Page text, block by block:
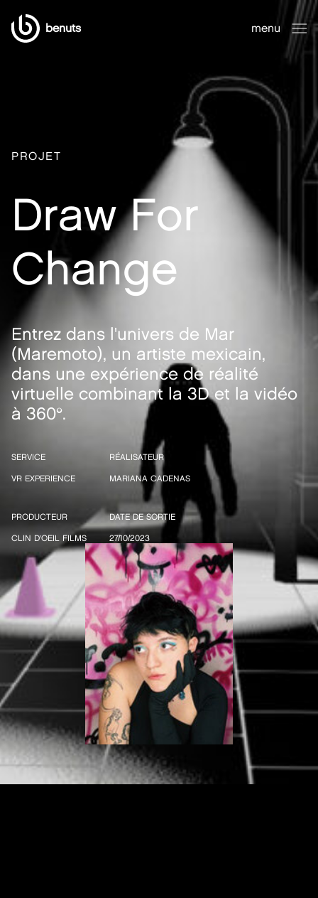
benuts
menu
PROJET
Draw For
Change
Entrez dans l'univers de Mar
(Maremoto), un artiste mexicain,
dans une expérience de réalité
virtuelle combinant la 3D et la vidéo
à 360°.
SERVICE
VR EXPERIENCE
RÉALISATEUR
MARIANA CADENAS
PRODUCTEUR
CLIN D'OEIL FILMS
DATE DE SORTIE
27/10/2023